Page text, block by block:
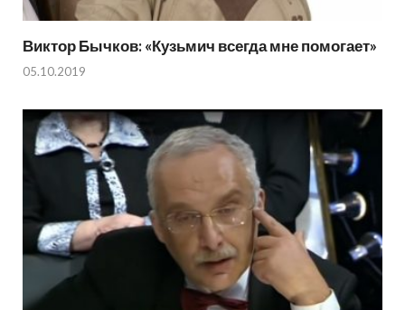
Виктор Бычков: «Кузьмич всегда мне помогает»
05.10.2019